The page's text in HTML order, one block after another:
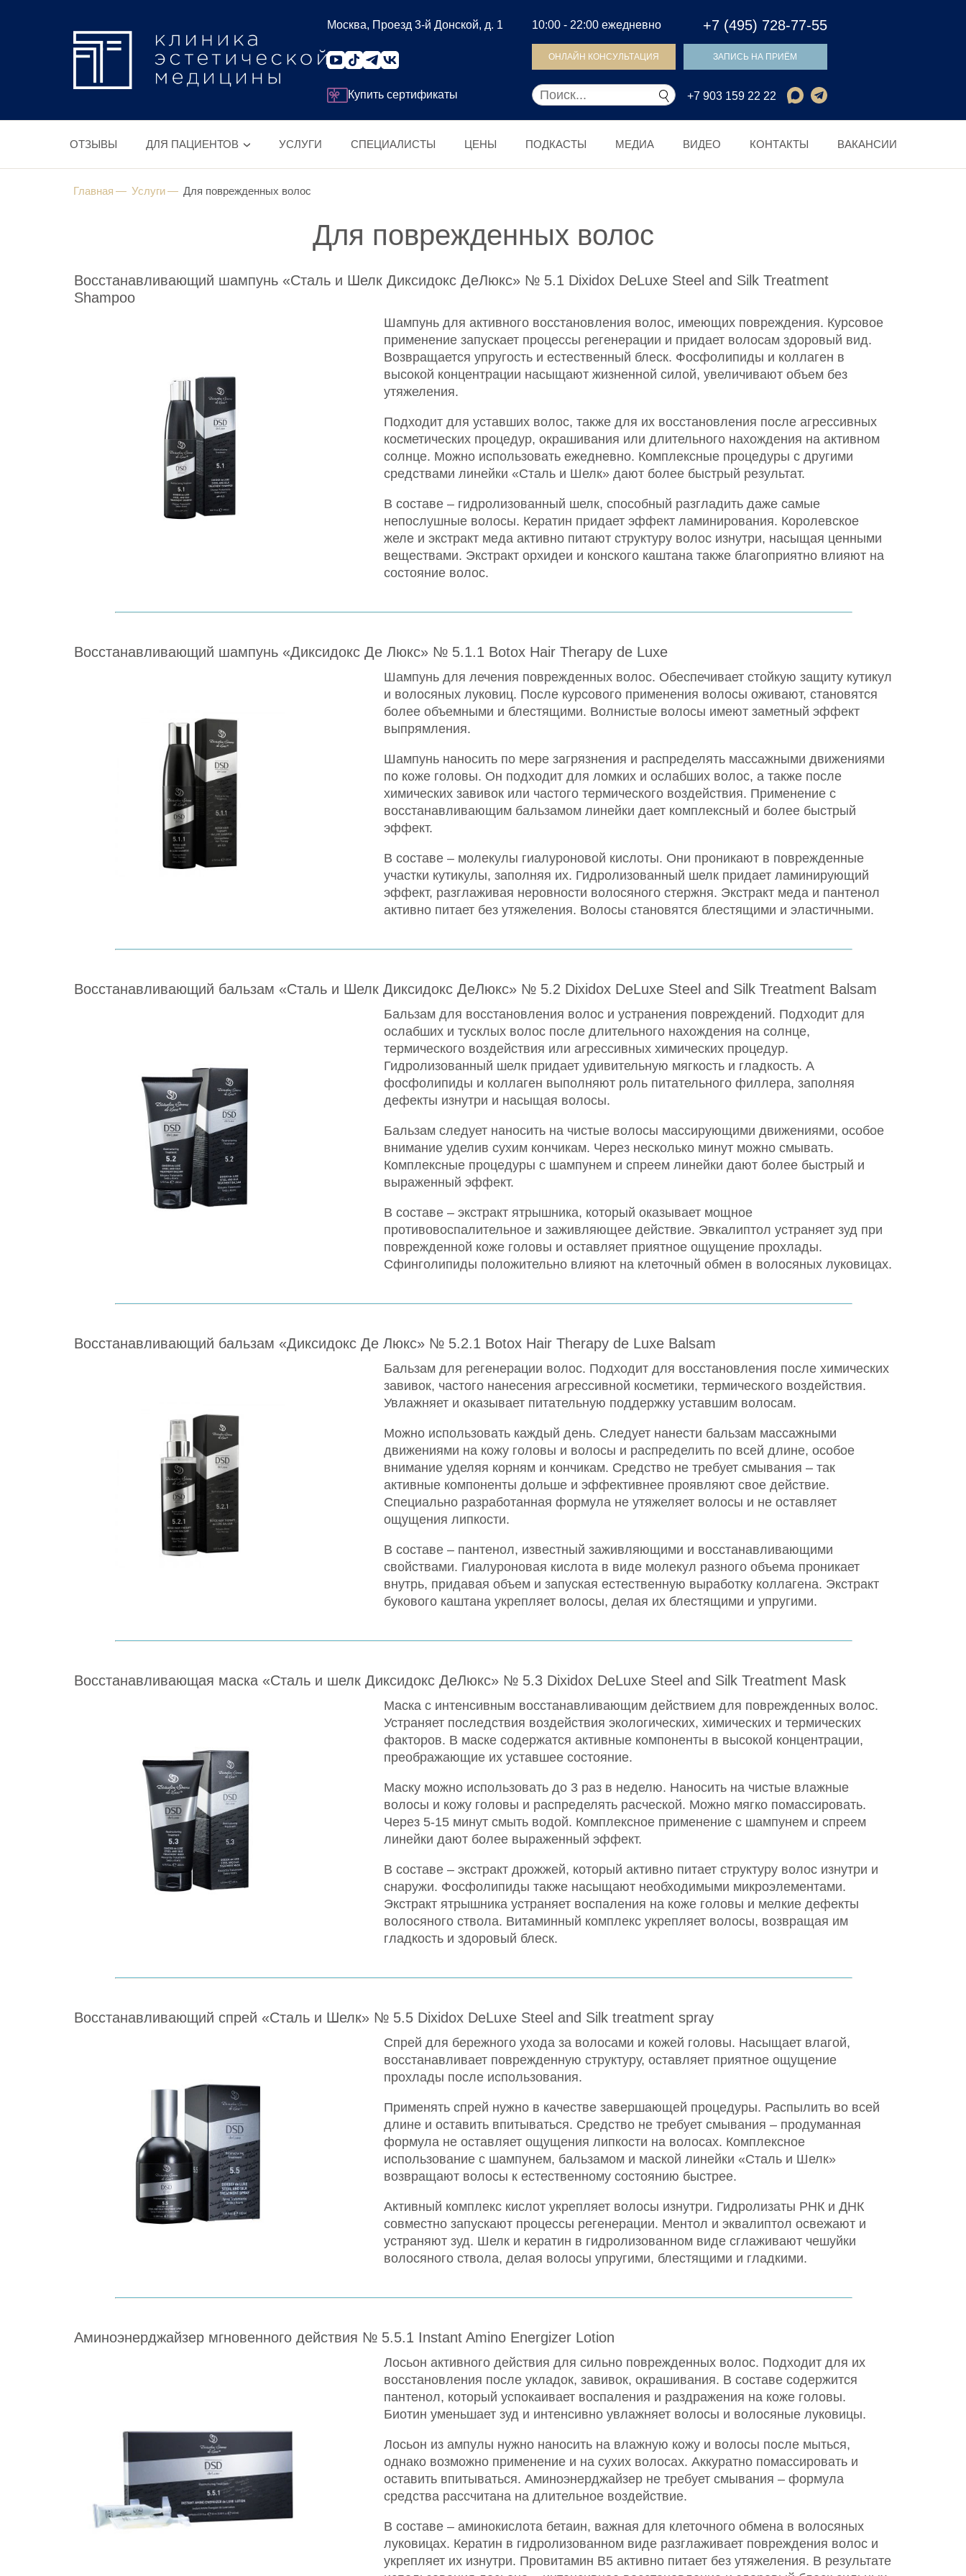
Москва, Проезд 3-й Донской, д. 1
Купить сертификаты
10:00 - 22:00 ежедневно +7 (495) 728-77-55
ОНЛАЙН КОНСУЛЬТАЦИЯ ЗАПИСЬ НА ПРИЁМ
+7 903 159 22 22
ОТЗЫВЫ ДЛЯ ПАЦИЕНТОВ УСЛУГИ СПЕЦИАЛИСТЫ ЦЕНЫ ПОДКАСТЫ МЕДИА ВИДЕО КОНТАКТЫ ВАКАНСИИ
Главная Услуги Для поврежденных волос
Для поврежденных волос
Восстанавливающий шампунь «Сталь и Шелк Диксидокс ДеЛюкс» № 5.1 Dixidox DeLuxe Steel and Silk Treatment
Shampoo
Шампунь для активного восстановления волос, имеющих повреждения. Курсовое
применение запускает процессы регенерации и придает волосам здоровый вид.
Возвращается упругость и естественный блеск. Фосфолипиды и коллаген в
высокой концентрации насыщают жизненной силой, увеличивают объем без
утяжеления.
Подходит для уставших волос, также для их восстановления после агрессивных
косметических процедур, окрашивания или длительного нахождения на активном
солнце. Можно использовать ежедневно. Комплексные процедуры с другими
средствами линейки «Сталь и Шелк» дают более быстрый результат.
В составе – гидролизованный шелк, способный разгладить даже самые
непослушные волосы. Кератин придает эффект ламинирования. Королевское
желе и экстракт меда активно питают структуру волос изнутри, насыщая ценными
веществами. Экстракт орхидеи и конского каштана также благоприятно влияют на
состояние волос.
Восстанавливающий шампунь «Диксидокс Де Люкс» № 5.1.1 Botox Hair Therapy de Luxe
Шампунь для лечения поврежденных волос. Обеспечивает стойкую защиту кутикул
и волосяных луковиц. После курсового применения волосы оживают, становятся
более объемными и блестящими. Волнистые волосы имеют заметный эффект
выпрямления.
Шампунь наносить по мере загрязнения и распределять массажными движениями
по коже головы. Он подходит для ломких и ослабших волос, а также после
химических завивок или частого термического воздействия. Применение с
восстанавливающим бальзамом линейки дает комплексный и более быстрый
эффект.
В составе – молекулы гиалуроновой кислоты. Они проникают в поврежденные
участки кутикулы, заполняя их. Гидролизованный шелк придает ламинирующий
эффект, разглаживая неровности волосяного стержня. Экстракт меда и пантенол
активно питает без утяжеления. Волосы становятся блестящими и эластичными.
Восстанавливающий бальзам «Сталь и Шелк Диксидокс ДеЛюкс» № 5.2 Dixidox DeLuxe Steel and Silk Treatment Balsam
Бальзам для восстановления волос и устранения повреждений. Подходит для
ослабших и тусклых волос после длительного нахождения на солнце,
термического воздействия или агрессивных химических процедур.
Гидролизованный шелк придает удивительную мягкость и гладкость. А
фосфолипиды и коллаген выполняют роль питательного филлера, заполняя
дефекты изнутри и насыщая волосы.
Бальзам следует наносить на чистые волосы массирующими движениями, особое
внимание уделив сухим кончикам. Через несколько минут можно смывать.
Комплексные процедуры с шампунем и спреем линейки дают более быстрый и
выраженный эффект.
В составе – экстракт ятрышника, который оказывает мощное
противовоспалительное и заживляющее действие. Эвкалиптол устраняет зуд при
поврежденной коже головы и оставляет приятное ощущение прохлады.
Сфинголипиды положительно влияют на клеточный обмен в волосяных луковицах.
Восстанавливающий бальзам «Диксидокс Де Люкс» № 5.2.1 Botox Hair Therapy de Luxe Balsam
Бальзам для регенерации волос. Подходит для восстановления после химических
завивок, частого нанесения агрессивной косметики, термического воздействия.
Увлажняет и оказывает питательную поддержку уставшим волосам.
Можно использовать каждый день. Следует нанести бальзам массажными
движениями на кожу головы и волосы и распределить по всей длине, особое
внимание уделяя корням и кончикам. Средство не требует смывания – так
активные компоненты дольше и эффективнее проявляют свое действие.
Специально разработанная формула не утяжеляет волосы и не оставляет
ощущения липкости.
В составе – пантенол, известный заживляющими и восстанавливающими
свойствами. Гиалуроновая кислота в виде молекул разного объема проникает
внутрь, придавая объем и запуская естественную выработку коллагена. Экстракт
букового каштана укрепляет волосы, делая их блестящими и упругими.
Восстанавливающая маска «Сталь и шелк Диксидокс ДеЛюкс» № 5.3 Dixidox DeLuxe Steel and Silk Treatment Mask
Маска с интенсивным восстанавливающим действием для поврежденных волос.
Устраняет последствия воздействия экологических, химических и термических
факторов. В маске содержатся активные компоненты в высокой концентрации,
преображающие их уставшее состояние.
Маску можно использовать до 3 раз в неделю. Наносить на чистые влажные
волосы и кожу головы и распределять расческой. Можно мягко помассировать.
Через 5-15 минут смыть водой. Комплексное применение с шампунем и спреем
линейки дают более выраженный эффект.
В составе – экстракт дрожжей, который активно питает структуру волос изнутри и
снаружи. Фосфолипиды также насыщают необходимыми микроэлементами.
Экстракт ятрышника устраняет воспаления на коже головы и мелкие дефекты
волосяного ствола. Витаминный комплекс укрепляет волосы, возвращая им
гладкость и здоровый блеск.
Восстанавливающий спрей «Сталь и Шелк» № 5.5 Dixidox DeLuxe Steel and Silk treatment spray
Спрей для бережного ухода за волосами и кожей головы. Насыщает влагой,
восстанавливает поврежденную структуру, оставляет приятное ощущение
прохлады после использования.
Применять спрей нужно в качестве завершающей процедуры. Распылить во всей
длине и оставить впитываться. Средство не требует смывания – продуманная
формула не оставляет ощущения липкости на волосах. Комплексное
использование с шампунем, бальзамом и маской линейки «Сталь и Шелк»
возвращают волосы к естественному состоянию быстрее.
Активный комплекс кислот укрепляет волосы изнутри. Гидролизаты РНК и ДНК
совместно запускают процессы регенерации. Ментол и эквалиптол освежают и
устраняют зуд. Шелк и кератин в гидролизованном виде сглаживают чешуйки
волосяного ствола, делая волосы упругими, блестящими и гладкими.
Аминоэнерджайзер мгновенного действия № 5.5.1 Instant Amino Energizer Lotion
Лосьон активного действия для сильно поврежденных волос. Подходит для их
восстановления после укладок, завивок, окрашивания. В составе содержится
пантенол, который успокаивает воспаления и раздражения на коже головы.
Биотин уменьшает зуд и интенсивно увлажняет волосы и волосяные луковицы.
Лосьон из ампулы нужно наносить на влажную кожу и волосы после мыться,
однако возможно применение и на сухих волосах. Аккуратно помассировать и
оставить впитываться. Аминоэнерджайзер не требует смывания – формула
средства рассчитана на длительное воздействие.
В составе – аминокислота бетаин, важная для клеточного обмена в волосяных
луковицах. Кератин в гидролизованном виде разглаживает повреждения волос и
укрепляет их изнутри. Провитамин В5 активно питает без утяжеления. В результате